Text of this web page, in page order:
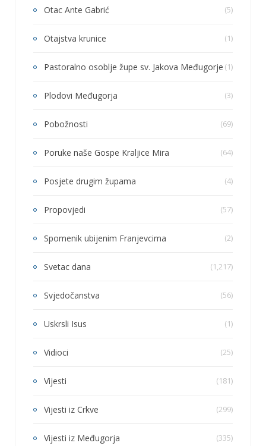
Otac Ante Gabrić (5)
Otajstva krunice (1)
Pastoralno osoblje župe sv. Jakova Međugorje (1)
Plodovi Međugorja (3)
Pobožnosti (69)
Poruke naše Gospe Kraljice Mira (64)
Posjete drugim župama (4)
Propovjedi (57)
Spomenik ubijenim Franjevcima (2)
Svetac dana (1,217)
Svjedočanstva (56)
Uskrsli Isus (1)
Vidioci (25)
Vijesti (181)
Vijesti iz Crkve (299)
Vijesti iz Međugorja (335)